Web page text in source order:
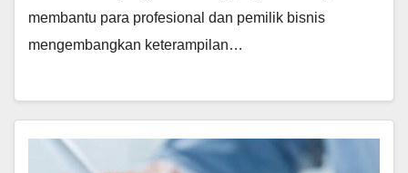
membantu para profesional dan pemilik bisnis
mengembangkan keterampilan…